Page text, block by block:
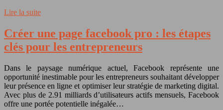
Lire la suite
Créer une page facebook pro : les étapes
clés pour les entrepreneurs
Dans le paysage numérique actuel, Facebook représente une
opportunité inestimable pour les entrepreneurs souhaitant développer
leur présence en ligne et optimiser leur stratégie de marketing digital.
Avec plus de 2.91 milliards d’utilisateurs actifs mensuels, Facebook
offre une portée potentielle inégalée…